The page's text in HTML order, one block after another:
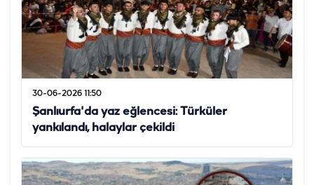
30-06-2026 11:50
Şanlıurfa'da yaz eğlencesi: Türküler
yankılandı, halaylar çekildi